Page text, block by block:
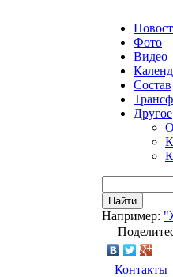
Фото
Видео
Состав
Другое
Найти
Например:
Контакты